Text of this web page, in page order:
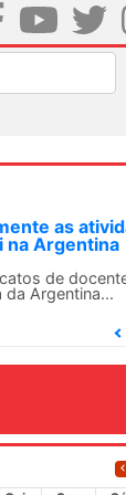
para Dia
com
sindicais